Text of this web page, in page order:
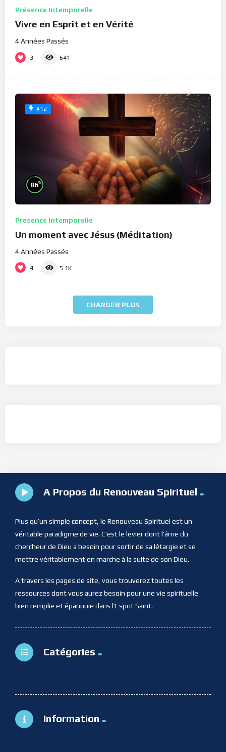
Présence Intemporelle
Vivre en Esprit et en Vérité
4 Années Passés
3 641
#12
86%
Présence Intemporelle
Un moment avec Jésus (Méditation)
4 Années Passés
4 5.1K
CHARGER PLUS
A Propos du Renouveau Spirituel
Plus qu’un simple concept, le Renouveau Spirituel est un
véritable paradigme de vie. C’est le levier dont l’âme du
chercheur de Dieu a besoin pour sortir de sa létargie et se
mettre véritablement en marche à la suite de son Dieu.
A travers les pages de site, vous trouverez toutes les
ressources dont vous aurez besoin pour une vie spirituelle
bien remplie et épanouie dans l’Esprit Saint.
Catégories
Information